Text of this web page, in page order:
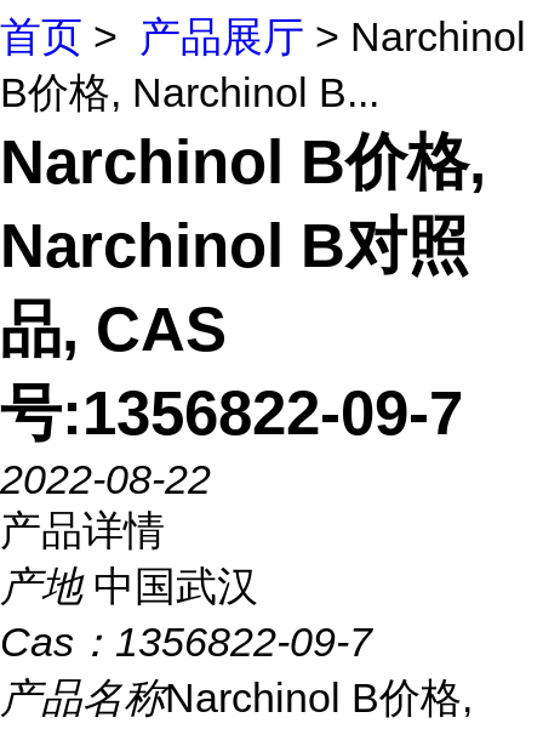
首页 > 产品展厅 > Narchinol
B价格, Narchinol B...
Narchinol B价格,
Narchinol B对照
品, CAS
号:1356822-09-7
2022-08-22
产品详情
产地 中国武汉
Cas： 1356822-09-7
产品名称Narchinol B价格,